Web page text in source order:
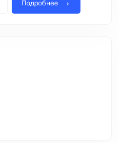
Подробнее